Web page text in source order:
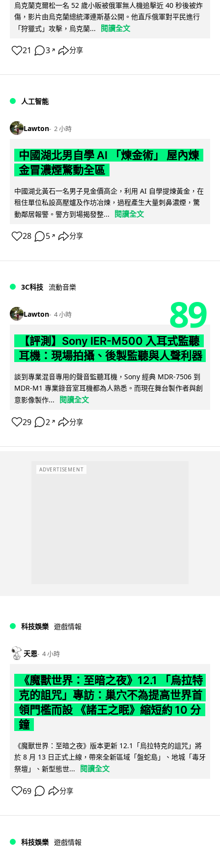
烏克蘭克爾松一名 52 歲小販被俄軍無人機追擊近 40 秒後被炸
傷，影片由烏克蘭總統澤連斯基公開。他直斥俄軍對平民進行
「狩獵式」攻擊，烏克蘭...
閱讀全文
21 3 ↗ 分享
人工智能
Lawton 2 小時
中國湖北男自學 AI 「煉金術」 屋內煉
金冒濃煙驚動全區
中國湖北黃石一名男子見金價高企，利用 AI 自學提煉黃金，在
租住單位私設高壓爐及作坊冶煉，過程產生大量刺鼻濃煙，驚
動鄰居報警。警方到場揭發整...
閱讀全文
28 5 ↗ 分享
3C科技 流動音樂
Lawton 4 小時 89
【評測】Sony IER-M500 入耳式監聽
耳機：現場拍攝、後製監聽與人聲利器
談到專業混音專用的聲音監聽耳機，Sony 經典 MDR-7506 到
MDR-M1 專業錄音室耳機都為人熟悉。而現在舞台製作者與創
意影像製作...
閱讀全文
29 2 ↗ 分享
ADVERTISEMENT
科技娛樂 遊戲情報
天恩 4 小時
《魔獸世界：至暗之夜》12.1 「烏拉特
克的詛咒」專訪：巢穴不為提高世界首
領門檻而設 《諸王之眠》縮短約 10 分
鐘
《魔獸世界：至暗之夜》版本更新 12.1「烏拉特克的詛咒」將
於 8 月 13 日正式上線，帶來全新區域「盤蛇島」、地城「毒牙
祭壇」、新型態世...
閱讀全文
69 分享
科技娛樂 遊戲情報